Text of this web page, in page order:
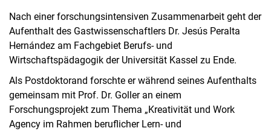
Nach einer forschungsintensiven Zusammenarbeit geht der
Aufenthalt des Gastwissenschaftlers Dr. Jesús Peralta
Hernández am Fachgebiet Berufs- und
Wirtschaftspädagogik der Universität Kassel zu Ende.
Als Postdoktorand forschte er während seines Aufenthalts
gemeinsam mit Prof. Dr. Goller an einem
Forschungsprojekt zum Thema „Kreativität und Work
Agency im Rahmen beruflicher Lern- und